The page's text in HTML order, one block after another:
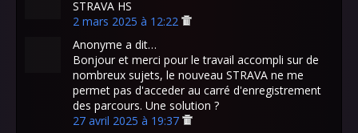
STRAVA HS
2 mars 2025 à 12:22
Anonyme a dit…
Bonjour et merci pour le travail accompli sur de
nombreux sujets, le nouveau STRAVA ne me
permet pas d'acceder au carré d'enregistrement
des parcours. Une solution ?
27 avril 2025 à 19:37